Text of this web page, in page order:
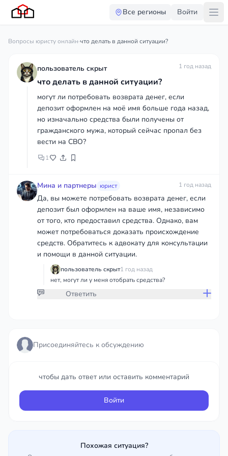
Все регионы Войти
Вопросы юристу онлайн·что делать в данной ситуации?
пользователь скрыт 1 год назад
что делать в данной ситуации?
могут ли потребовать возврата денег, если
депозит оформлен на моё имя больше года назад,
но изначально средства были получены от
гражданского мужа, который сейчас пропал без
вести на СВО?
1
Мина и партнеры юрист 1 год назад
Да, вы можете потребовать возврата денег, если
депозит был оформлен на ваше имя, независимо
от того, кто предоставил средства. Однако, вам
может потребоваться доказать происхождение
средств. Обратитесь к адвокату для консультации
и помощи в данной ситуации.
пользователь скрыт1 год назад
нет, могут ли у меня отобрать средства?
Ответить
Войти
Присоединяйтесь к обсуждению
чтобы дать ответ или оставить комментарий
Войти
Похожая ситуация?